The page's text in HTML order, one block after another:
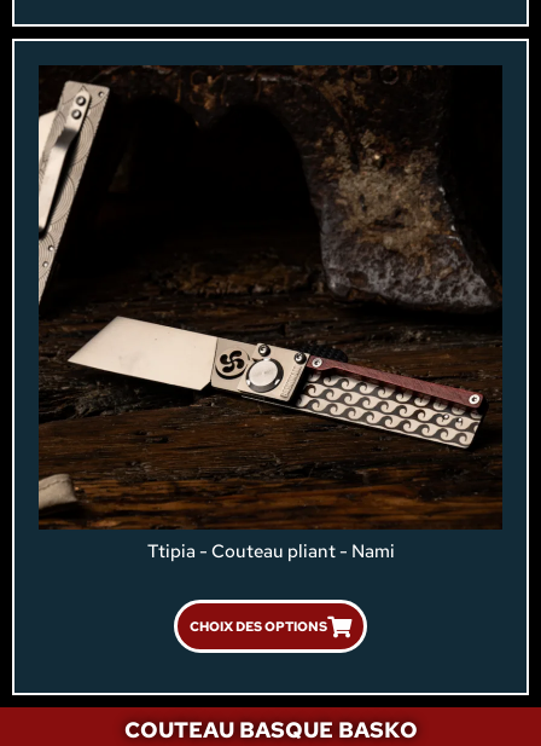
Ttipia - Couteau pliant - Nami
CHOIX DES OPTIONS
COUTEAU BASQUE BASKO